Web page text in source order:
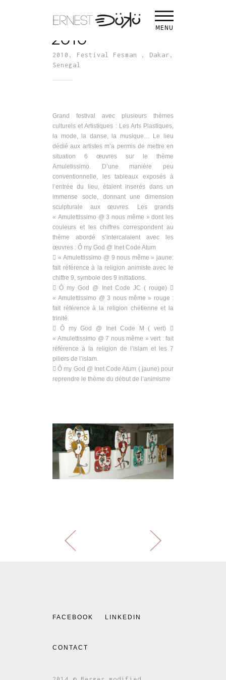
MENU
Fesman Dakar
2010
2010, Festival Fesman , Dakar,
Senegal
Grand festival avec plusieurs thèmes
culturels et Artistiques : Les Arts Plastiques,
la mode, la danse, la musique… Le lieu
dédié aux artistes m’a permis de mettre en
situation 6 œuvres sur le thème
Amuletissimo. D’une manière peu
conventionnelle, les tableaux exposés à
l’entrée du lieu, étaient inserés dans un
immense socle, donnant une dimension
sculpturale aux œuvres. Les grands
« Amulettissimo @ 3 nous même » dont les
couleurs et les chiffres correspondent au
thème abordé s’intercalaient avec les
œuvres : Ô my God @ Inet Code Atum
 « Amulettissimo @ 9 nous même » jaune:
fait référence à la religion animiste avec le
chiffre 9, symbole des 9 initiations.
 Ô my God @ Inet Code JC ( rouge) 
« Amulettissimo @ 3 nous même » rouge :
fait référence à la religion chétienne et la
trinité.
 Ô my God @ Inet Code M ( vert) 
« Amulettissimo @ 7 nous même » vert : fait
référence à la religion de l’islam et les 7
piliers de l’islam.
 Ô my God @ Inet Code Atum ( jaune) pour
reprendre le thème du début de l’animisme
FACEBOOK LINKEDIN
CONTACT